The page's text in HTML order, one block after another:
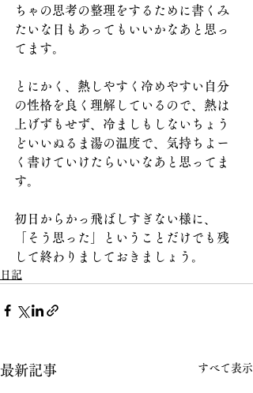
ちゃの思考の整理をするために書くみ
たいな日もあってもいいかなあと思っ
てます。
とにかく、熱しやすく冷めやすい自分
の性格を良く理解しているので、熱は
上げずもせず、冷ましもしないちょう
どいいぬるま湯の温度で、気持ちよー
く書けていけたらいいなあと思ってま
す。
初日からかっ飛ばしすぎない様に、
「そう思った」ということだけでも残
して終わりましておきましょう。
日記
最新記事 すべて表示